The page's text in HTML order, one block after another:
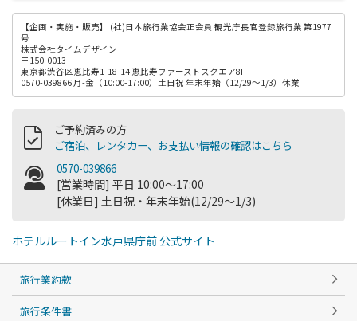
【企画・実施・販売】
(社)日本旅行業協会正会員 観光庁長官登録旅行業 第1977
号
株式会社タイムデザイン
〒150-0013
東京都渋谷区恵比寿1-18-14 恵比寿ファーストスクエア8F
0570-039866 月-金（10:00-17:00）土日祝 年末年始（12/29～1/3）休業
ご予約済みの方
ご宿泊、レンタカー、お支払い情報の確認はこちら
0570-039866
[営業時間] 平日 10:00～17:00
[休業日] 土日祝・年末年始(12/29～1/3)
ホテルルートイン水戸県庁前 公式サイト
旅行業約款
旅行条件書